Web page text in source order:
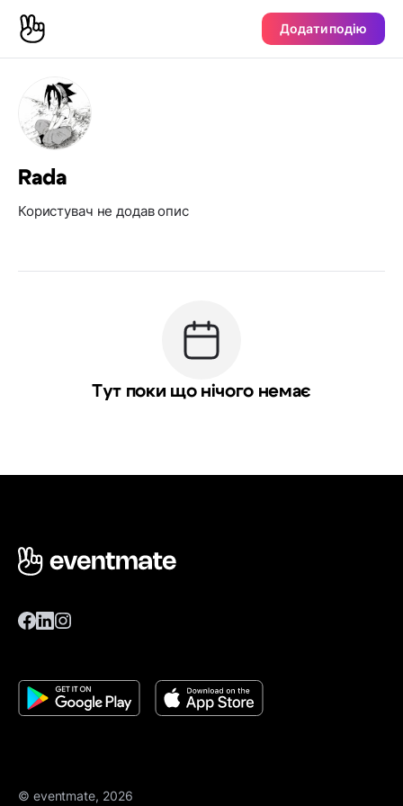
Додати подію
Rada
Користувач не додав опис
Тут поки що нічого немає
© eventmate, 2026